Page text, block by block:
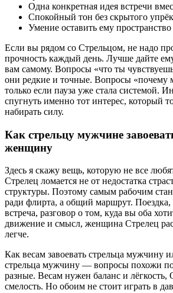
Одна конкретная идея встречи
Спокойный тон без скрытого
Умение оставить ему пространство
Если вы рядом со Стрельцом, не надо
прочность каждый день. Лучше дайте
вам самому. Вопросы «что ты
они редкие и точные. Вопросы «почему
только если пауза уже стала системой.
спугнуть именно тот интерес, который
набирать силу.
Как стрельцу мужчине
женщину
Здесь я скажу вещь, которую не все
Стрелец ломается не от недостатка
структуры. Поэтому самым рабочим
ради флирта, а общий маршрут. Поездка,
встреча, разговор о том, куда вы оба
движение и смысл, женщина Стрелец
легче.
Как весам завоевать стрельца мужчину
стрельца мужчину — вопросы похожи
разные. Весам нужен баланс и
смелость. Но обоим не стоит играть в